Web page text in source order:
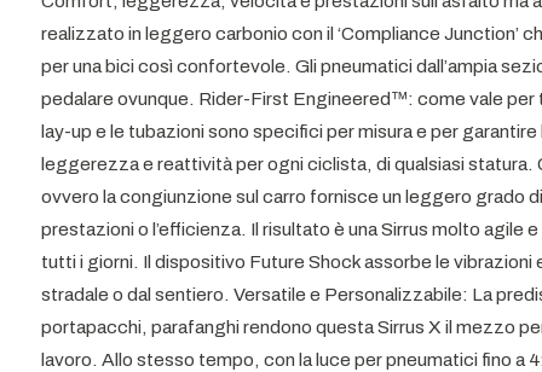
realizzato in leggero carbonio con il ‘Compliance Junction’
per una bici così confortevole. Gli pneumatici dall’ampia
pedalare ovunque. Rider-First Engineered™: come vale per
lay-up e le tubazioni sono specifici per misura e per
leggerezza e reattività per ogni ciclista, di qualsiasi
ovvero la congiunzione sul carro fornisce un leggero grado
prestazioni o l’efficienza. Il risultato è una Sirrus molto agile
tutti i giorni. Il dispositivo Future Shock assorbe le
stradale o dal sentiero. Versatile e Personalizzabile: La
portapacchi, parafanghi rendono questa Sirrus X il mezzo
lavoro. Allo stesso tempo, con la luce per pneumatici fino a